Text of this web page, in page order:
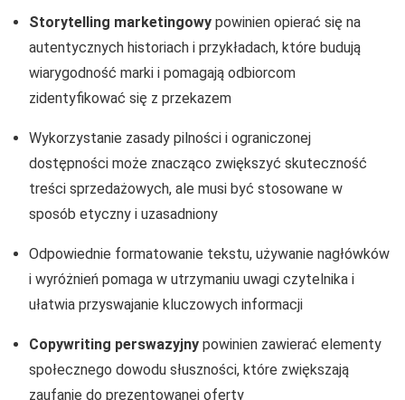
Storytelling marketingowy powinien opierać się na
autentycznych historiach i przykładach, które budują
wiarygodność marki i pomagają odbiorcom
zidentyfikować się z przekazem
Wykorzystanie zasady pilności i ograniczonej
dostępności może znacząco zwiększyć skuteczność
treści sprzedażowych, ale musi być stosowane w
sposób etyczny i uzasadniony
Odpowiednie formatowanie tekstu, używanie nagłówków
i wyróżnień pomaga w utrzymaniu uwagi czytelnika i
ułatwia przyswajanie kluczowych informacji
Copywriting perswazyjny powinien zawierać elementy
społecznego dowodu słuszności, które zwiększają
zaufanie do prezentowanej oferty